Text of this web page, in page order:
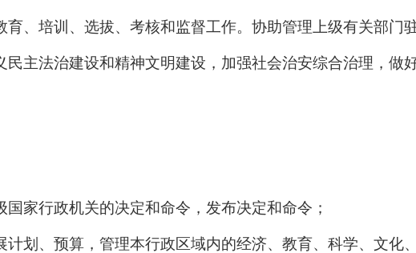
育、培训、选拔、考核和监督工作。协助管理上级有关部门
民主法治建设和精神文明建设，加强社会治安综合治理，
家行政机关的决定和命令，发布决定和命令；
计划、预算，管理本行政区域内的经济、教育、科学、文